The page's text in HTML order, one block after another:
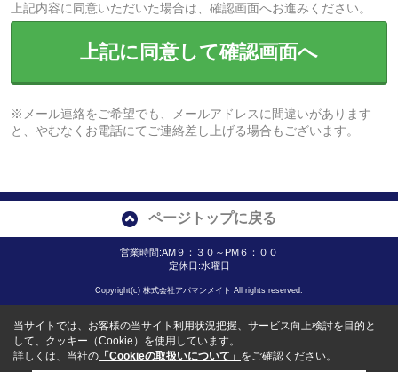
上記内容に同意いただいた場合は、確認画面へお進みください。
上記に同意して確認画面へ
※メール連絡をご希望でも、メールアドレスに間違いがあります
と、やむなくお電話にてご連絡差し上げる場合もございます。
ページトップに戻る
営業時間:AM９：３０～PM６：００
定休日:水曜日
Copyright(c) 株式会社アパマンメイト All rights reserved.
当サイトでは、お客様の当サイト利用状況把握、サービス向上検討を目的と
して、クッキー（Cookie）を使用しています。
詳しくは、当社の 「Cookieの取扱いについて」 をご確認ください。